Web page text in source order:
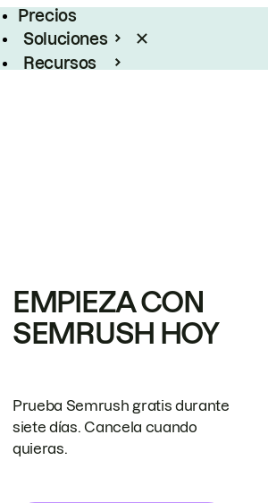
Precios
Soluciones
Recursos
EMPIEZA CON
SEMRUSH HOY
Prueba Semrush gratis durante
siete días. Cancela cuando
quieras.